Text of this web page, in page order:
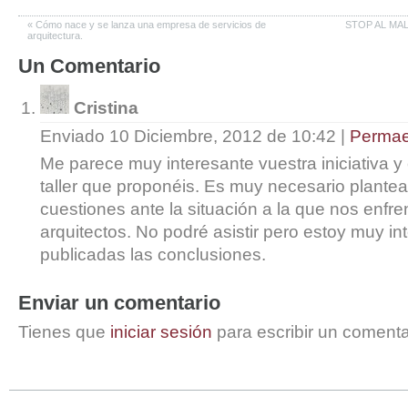
« Cómo nace y se lanza una empresa de servicios de
arquitectura.
STOP AL
Un Comentario
Cristina
Enviado 10 Diciembre, 2012 de 10:42 |
Me parece muy interesante vuestra iniciativa
taller que proponéis. Es muy necesario
cuestiones ante la situación a la que nos
arquitectos. No podré asistir pero estoy muy
publicadas las conclusiones.
Enviar un comentario
Tienes que iniciar sesión para escribir un